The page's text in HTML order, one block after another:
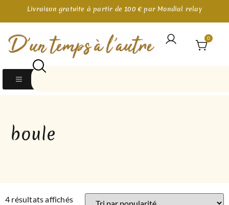
Livraison gratuite à partir de 100 € par Mondial relay
0
boule
4 résultats affichés